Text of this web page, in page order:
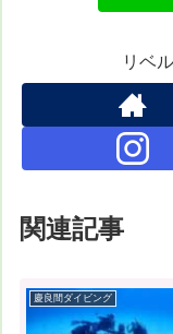
リベ
関連記事
慶良間ダイビング